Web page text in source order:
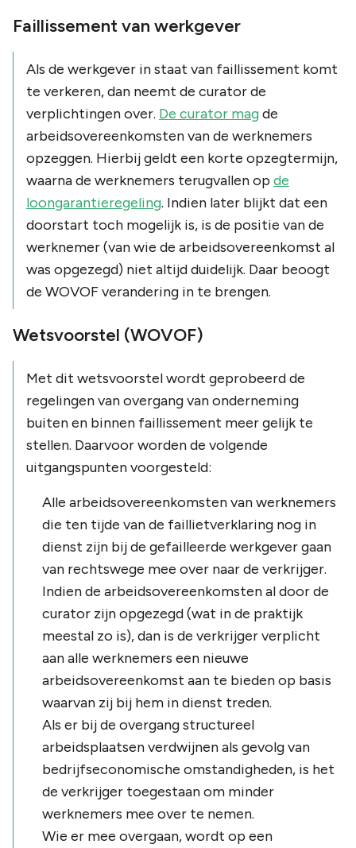
Faillissement van werkgever
Als de werkgever in staat van faillissement komt
te verkeren, dan neemt de curator de
verplichtingen over. De curator magde
arbeidsovereenkomsten van de werknemers
opzeggen. Hierbij geldt een korte opzegtermijn,
waarna de werknemers terugvallen op de
loongarantieregeling. Indien later blijkt dat een
doorstart toch mogelijk is, is de positie van de
werknemer (van wie de arbeidsovereenkomst al
was opgezegd) niet altijd duidelijk. Daar beoogt
de WOVOF verandering in te brengen.
Wetsvoorstel (WOVOF)
Met dit wetsvoorstel wordt geprobeerd de
regelingen van overgang van onderneming
buiten en binnen faillissement meer gelijk te
stellen. Daarvoor worden de volgende
uitgangspunten voorgesteld:
Alle arbeidsovereenkomsten van werknemers
die ten tijde van de faillietverklaring nog in
dienst zijn bij de gefailleerde werkgever gaan
van rechtswege mee over naar de verkrijger.
Indien de arbeidsovereenkomsten al door de
curator zijn opgezegd (wat in de praktijk
meestal zo is), dan is de verkrijger verplicht
aan alle werknemers een nieuwe
arbeidsovereenkomst aan te bieden op basis
waarvan zij bij hem in dienst treden.
Als er bij de overgang structureel
arbeidsplaatsen verdwijnen als gevolg van
bedrijfseconomische omstandigheden, is het
de verkrijger toegestaan om minder
werknemers mee over te nemen.
Wie er mee overgaan, wordt op een